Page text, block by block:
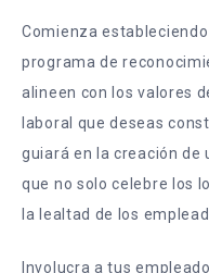
Comienza
programa de
alineen con los valores
laboral que deseas
guiará en la creación de
que no solo celebre los
la lealtad de los
Involucra a tus